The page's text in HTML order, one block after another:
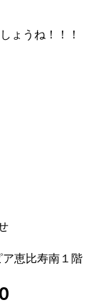
ょうね！！！
恵比寿南１階